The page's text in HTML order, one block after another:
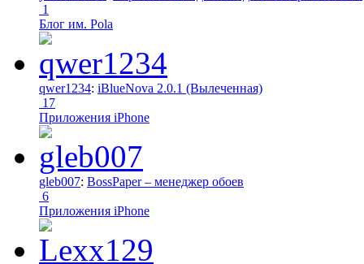
1
Блог им. Pola
qwer1234: iBlueNova 2.0.1 (Вылеченная)
17
Приложения iPhone
gleb007: BossPaper – менеджер обоев
6
Приложения iPhone